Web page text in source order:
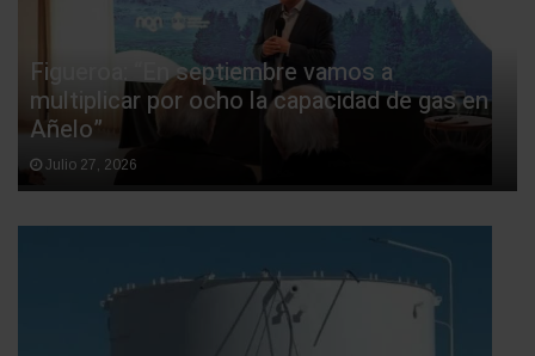
Figueroa: “En septiembre vamos a
multiplicar por ocho la capacidad de gas en
Añelo”
Julio 27, 2026